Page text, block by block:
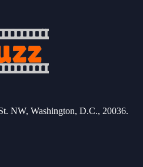
NW, Washington, D.C., 20036.